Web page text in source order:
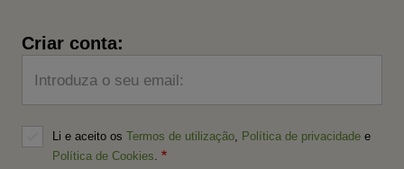
Criar conta:
Introduza o seu email:
Li e aceito os Termos de utilização Política de privacidade e
Política de Cookies